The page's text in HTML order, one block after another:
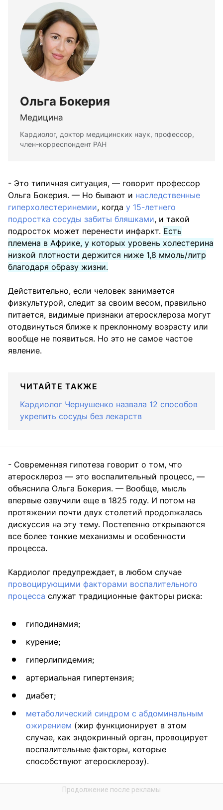
Ольга Бокерия
Медицина
Кардиолог, доктор медицинских наук, профессор,
член-корреспондент РАН
- Это типичная ситуация, — говорит профессор
Ольга Бокерия. — Но бывают и наследственные
гиперхолестеринемии, когда у 15-летнего
подростка сосуды забиты бляшками, и такой
подросток может перенести инфаркт. Есть
племена в Африке, у которых уровень холестерина
низкой плотности держится ниже 1,8 ммоль/литр
благодаря образу жизни.
Действительно, если человек занимается
физкультурой, следит за своим весом, правильно
питается, видимые признаки атеросклероза могут
отодвинуться ближе к преклонному возрасту или
вообще не появиться. Но это не самое частое
явление.
ЧИТАЙТЕ ТАКЖЕ
Кардиолог Чернушенко назвала 12 способов
укрепить сосуды без лекарств
- Современная гипотеза говорит о том, что
атеросклероз — это воспалительный процесс, —
объяснила Ольга Бокерия. — Вообще, мысль
впервые озвучили еще в 1825 году. И потом на
протяжении почти двух столетий продолжалась
дискуссия на эту тему. Постепенно открываются
все более тонкие механизмы и особенности
процесса.
Кардиолог предупреждает, в любом случае
провоцирующими факторами воспалительного
процесса служат традиционные факторы риска:
гиподинамия;
курение;
гиперлипидемия;
артериальная гипертензия;
диабет;
метаболический синдром с абдоминальным
ожирением (жир функционирует в этом
случае, как эндокринный орган, провоцирует
воспалительные факторы, которые
способствуют атеросклерозу).